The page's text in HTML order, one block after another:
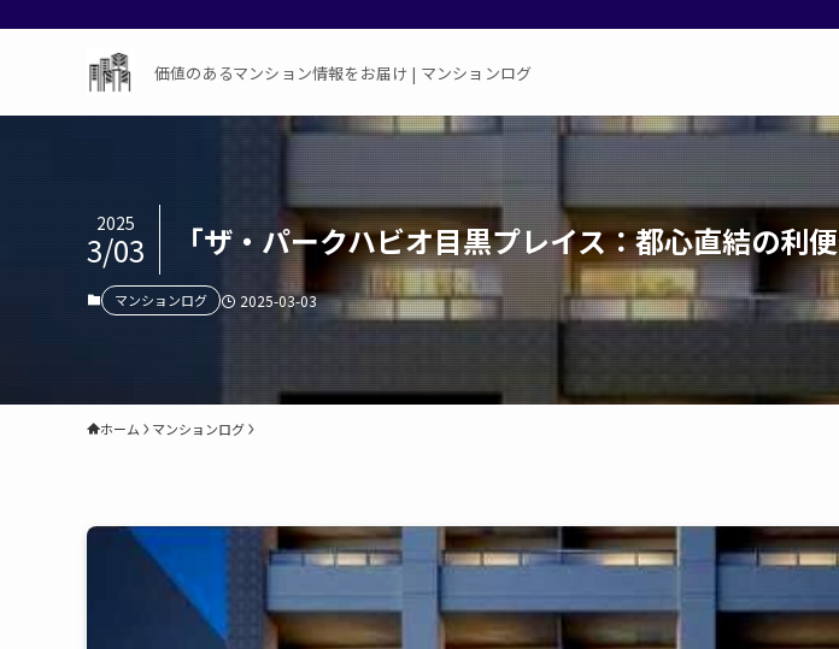
価値のあるマンション情報をお届け | マンションログ
「ザ・パークハビオ目黒プレイス：都心直結の利
2025
3/03
マンションログ 2025-03-03
ホーム マンションログ